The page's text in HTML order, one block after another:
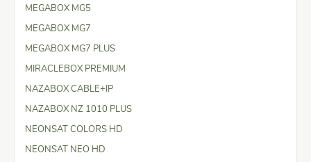
MEGABOX MG5
MEGABOX MG7
MEGABOX MG7 PLUS
MIRACLEBOX PREMIUM
NAZABOX CABLE+IP
NAZABOX NZ 1010 PLUS
NEONSAT COLORS HD
NEONSAT NEO HD